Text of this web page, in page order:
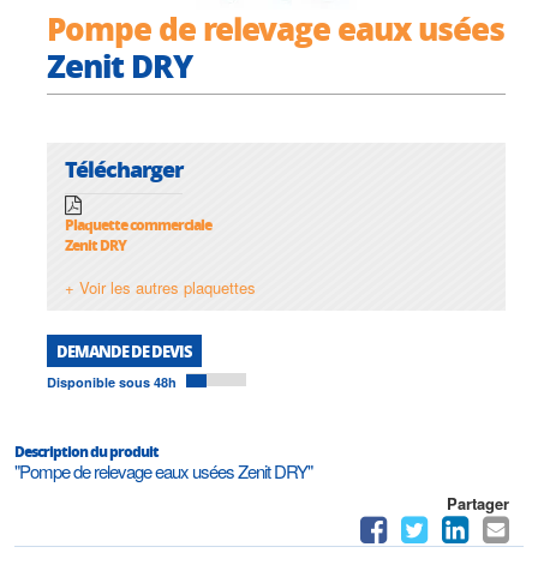
Pompe de relevage eaux usées
Zenit DRY
Télécharger
Plaquette commerciale
Zenit DRY
+ Voir les autres plaquettes
DEMANDE DE DEVIS
Disponible sous 48h
Description du produit
"Pompe de relevage eaux usées Zenit DRY"
Partager